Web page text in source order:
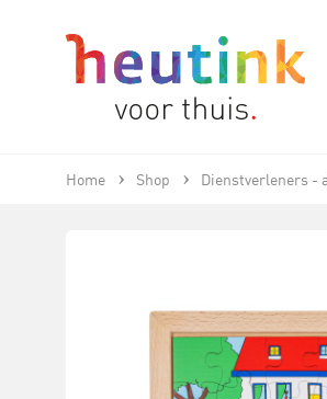
Home Shop Dienstverleners -